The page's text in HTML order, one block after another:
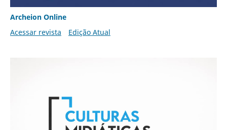
Archeion Online
Acessar revista
Edição Atual